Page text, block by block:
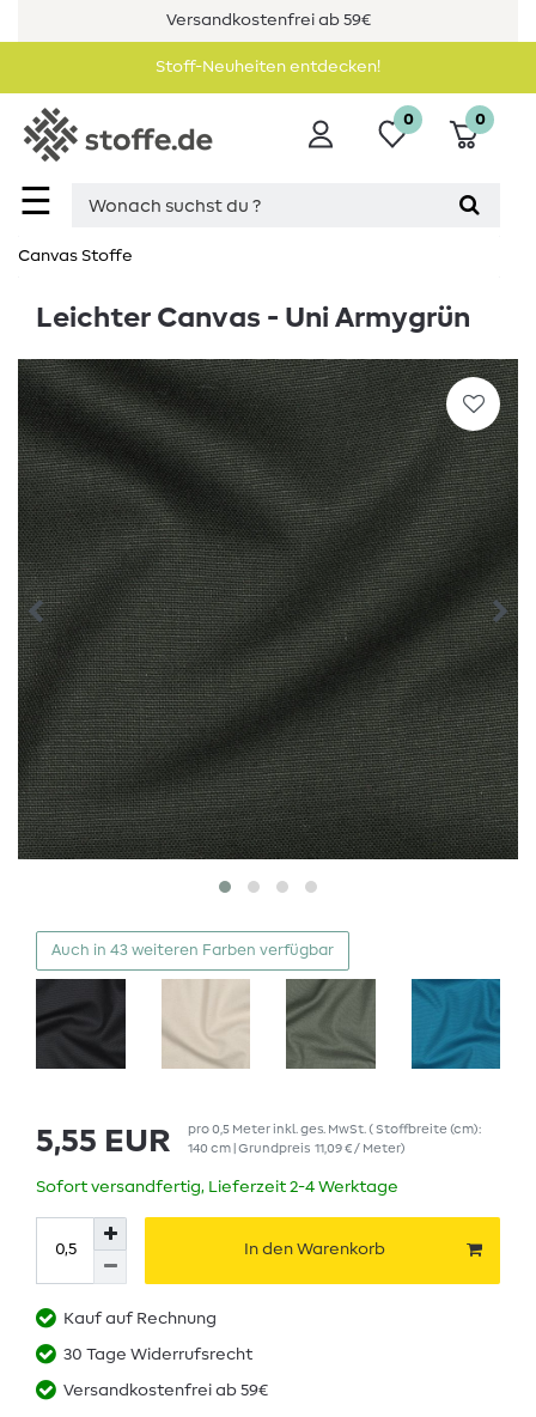
Versandkostenfrei ab 59€
Stoff-Neuheiten entdecken!
☰
0 0
Canvas Stoffe
Leichter Canvas - Uni Armygrün
Auch in 43 weiteren Farben verfügbar
5,55 EUR pro0,5 Meterinkl. ges. MwSt. ( Stoffbreite (cm):
140 cm | Grundpreis 11,09 € / Meter)
Sofort versandfertig, Lieferzeit 2-4 Werktage
In den Warenkorb
Kauf auf Rechnung
30 Tage Widerrufsrecht
Versandkostenfrei ab 59€